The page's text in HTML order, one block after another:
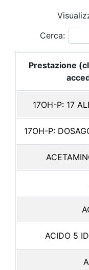
Cerca:
Prestazione
17OH-P: 17
17OH-P:
ACIDO 5